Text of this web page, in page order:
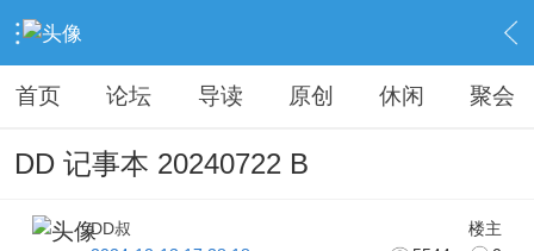
› KAIPINGREN › 昔日之缘 › 内容
首页 论坛 导读 原创 休闲 聚会
DD 记事本 20240722 B
楼主
DD叔